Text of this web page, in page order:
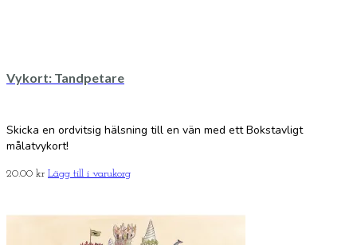
Vykort: Tandpetare
Skicka en ordvitsig hälsning till en vän med ett Bokstavligt
målatvykort!
20.00 kr Lägg till i varukorg